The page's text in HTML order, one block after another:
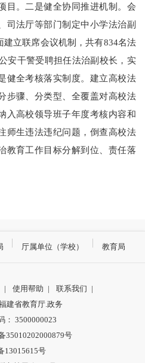
目。二是健全协同推进机制。会
司法厅等部门制定中小学法治副
立联席会议机制，共有834名法
安干警受聘担任法治副校长，实
健全考核落实制度。建立高校法
步骤、分类型、全覆盖对高校法
入高校领导班子年度考核内容和
师生违法违纪问题，倒查高校法
教育工作目标分解到位、责任落
厅属单位（学校） 教育局
| 使用帮助 | 联系我们 |
建省教育厅.政务
： 3500000023
35010202000879号
13015615号